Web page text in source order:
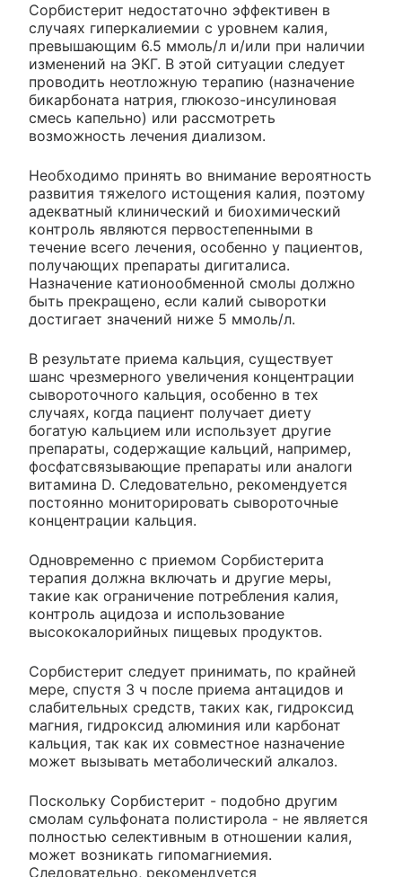
Сорбистерит недостаточно эффективен в
случаях гиперкалиемии с уровнем калия,
превышающим 6.5 ммоль/л и/или при наличии
изменений на ЭКГ. В этой ситуации следует
проводить неотложную терапию (назначение
бикарбоната натрия, глюкозо-инсулиновая
смесь капельно) или рассмотреть
возможность лечения диализом.
Необходимо принять во внимание вероятность
развития тяжелого истощения калия, поэтому
адекватный клинический и биохимический
контроль являются первостепенными в
течение всего лечения, особенно у пациентов,
получающих препараты дигиталиса.
Назначение катионообменной смолы должно
быть прекращено, если калий сыворотки
достигает значений ниже 5 ммоль/л.
В результате приема кальция, существует
шанс чрезмерного увеличения концентрации
сывороточного кальция, особенно в тех
случаях, когда пациент получает диету
богатую кальцием или использует другие
препараты, содержащие кальций, например,
фосфатсвязывающие препараты или аналоги
витамина D. Следовательно, рекомендуется
постоянно мониторировать сывороточные
концентрации кальция.
Одновременно с приемом Сорбистерита
терапия должна включать и другие меры,
такие как ограничение потребления калия,
контроль ацидоза и использование
высококалорийных пищевых продуктов.
Сорбистерит следует принимать, по крайней
мере, спустя 3 ч после приема антацидов и
слабительных средств, таких как, гидроксид
магния, гидроксид алюминия или карбонат
кальция, так как их совместное назначение
может вызывать метаболический алкалоз.
Поскольку Сорбистерит - подобно другим
смолам сульфоната полистирола - не является
полностью селективным в отношении калия,
может возникать гипомагниемия.
Следовательно, рекомендуется